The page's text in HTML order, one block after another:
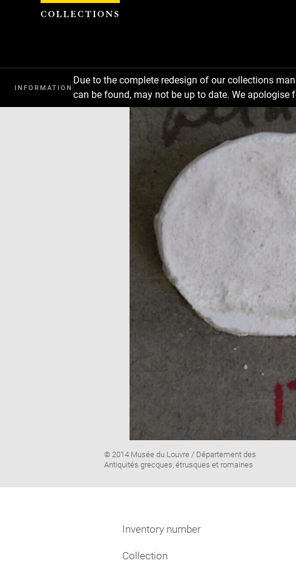
INFORMATION
Due to the complete redesign of our collections
can be found, may not be up to date. We
Image
caption:
© 2014 Musée du Louvre / Département des
Antiquités grecques, étrusques et romaines
Inventory number
Collection
Cookies management panel